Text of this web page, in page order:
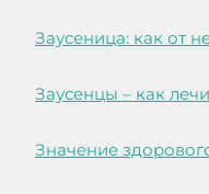
Заусеница: как от
Заусенцы – как
Значение